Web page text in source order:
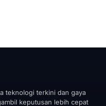
teknologi terkini dan gaya
keputusan lebih cepat